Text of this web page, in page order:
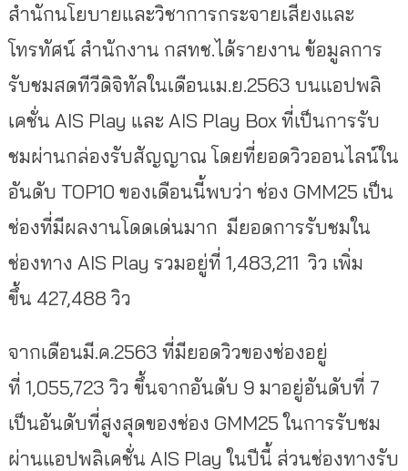
สำนักนโยบายและวิชาการกระจายเสียงและ
โทรทัศน์ สำนักงาน กสทช.ได้รายงาน ข้อมูลการ
รับชมสดทีวีดิจิทัลในเดือนเม.ย.2563 บนแอปพลิ
เคชั่น AIS Play และ AIS Play Box ที่เป็นการรับ
ชมผ่านกล่องรับสัญญาณ โดยที่ยอดวิวออนไลน์ใน
อันดับ TOP10 ของเดือนนี้พบว่า ช่อง GMM25 เป็น
ช่องที่มีผลงานโดดเด่นมาก มียอดการรับชมใน
ช่องทาง AIS Play รวมอยู่ที่ 1,483,211 วิว เพิ่ม
ขึ้น 427,488 วิว
จากเดือนมี.ค.2563 ที่มียอดวิวของช่องอยู่
ที่ 1,055,723 วิว ขึ้นจากอันดับ 9 มาอยู่อันดับที่ 7
เป็นอันดับที่สูงสุดของช่อง GMM25 ในการรับชม
ผ่านแอปพลิเคชั่น AIS Play ในปีนี้ ส่วนช่องทางรับ